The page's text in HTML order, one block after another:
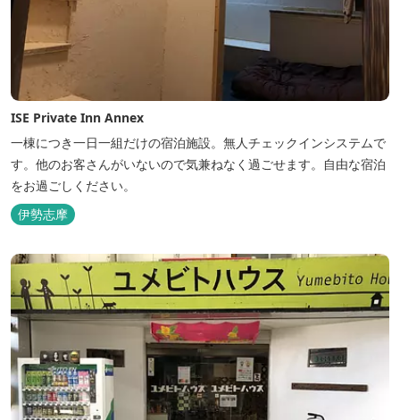
ISE Private Inn Annex
一棟につき一日一組だけの宿泊施設。無人チェックインシステムで
す。他のお客さんがいないので気兼ねなく過ごせます。自由な宿泊
をお過ごしください。
伊勢志摩